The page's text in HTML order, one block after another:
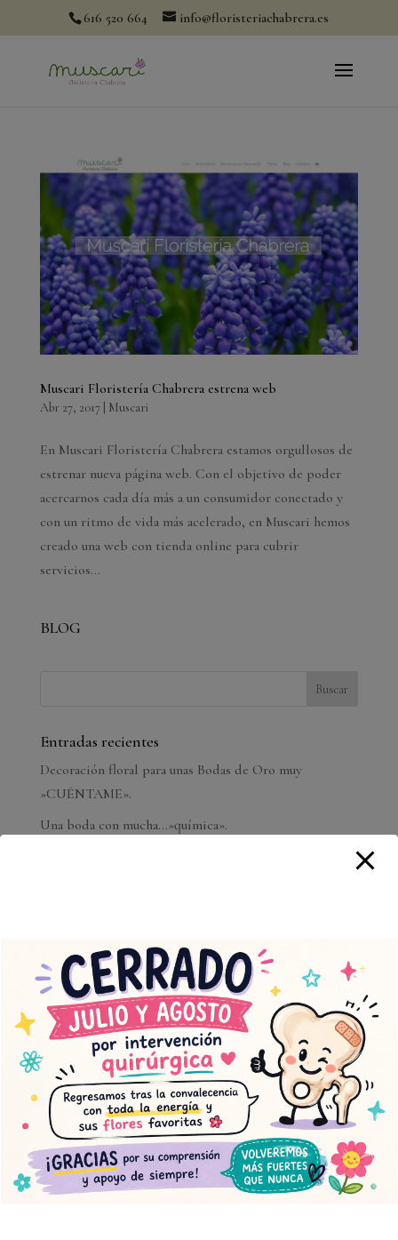
616 520 664 info@floristeriachabrera.es
Muscari Floristería Chabrera estrena web
Abr 27, 2017| Muscari
En Muscari Floristería Chabrera estamos orgullosos de
estrenar nueva página web. Con el objetivo de poder
acercarnos cada día más a un consumidor conectado y
con un ritmo de vida más acelerado, en Muscari hemos
creado una web con tienda online para cubrir
servicios...
BLOG
Entradas recientes
Decoración floral para unas Bodas de Oro muy
»CUÉNTAME».
Una boda con mucha…»química».
1 2 3 4 5 7
8 9 10 11 12 13 14
15 16 17 18 20 21
22 23 24 25 27 28
29
30
modal-check